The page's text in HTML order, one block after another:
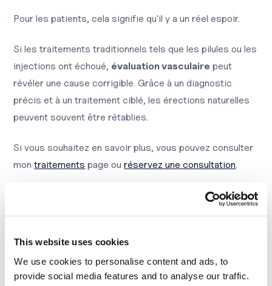
This website uses cookies
We use cookies to personalise content and ads, to
provide social media features and to analyse our traffic.
Pour les patients, cela signifie qu'il y a un réel espoir.
Si les traitements traditionnels tels que les pilules ou les
injections ont échoué, évaluation vasculaire peut
révéler une cause corrigible. Grâce à un diagnostic
précis et à un traitement ciblé, les érections naturelles
peuvent souvent être rétablies.
Si vous souhaitez en savoir plus, vous pouvez consulter
montraitements page ouréservez une consultation.
test d'auto-évaluation
Conclusion